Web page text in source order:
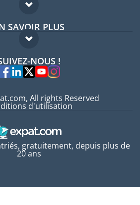
Forum expatriés
Guides pays
SAVOIR PLUS
FAQ
ExpertsNOUS !
gratuitement, depuis plus de
20 ans
All rights Reserved
d'utilisation